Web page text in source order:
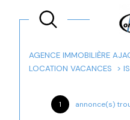
AGENCE IMMOBILIÈRE
LOCATION VACANCES
1 annonce(s)